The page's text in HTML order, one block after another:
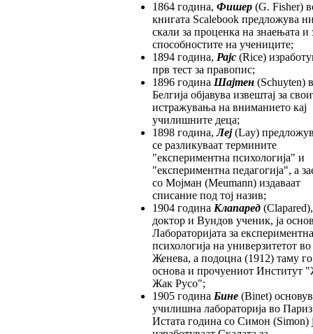
1864 година, Фишер(G. Fisher)
книгата Scalebook предложува
скали за проценка на знаењата и
способностите на учениците;
1894 година, Рајс(Rice)
прв тест за правопис;
1896 година Шајтен(Schuyten)
Белгија објавува извештај за
истражувања на вниманието кај
училишните деца;
1898 година,Леј(Lay)
се разликуваат термините
"експериментна психологија" и
"експериментна педагогија", а
со Мојман (Meumann) издаваат
списание под тој назив;
1904 година Клапаред(Clapared),
доктор и Вундов ученик, ја
Лабораторијата за експериментна
психологија на универзитетот во
Женева, а подоцна (1912) таму го
основа и прочуениот Институт
Жак Русо";
1905 година Бине(Binet)
училишна лабораторија во
Истата година со Симон (Simon)